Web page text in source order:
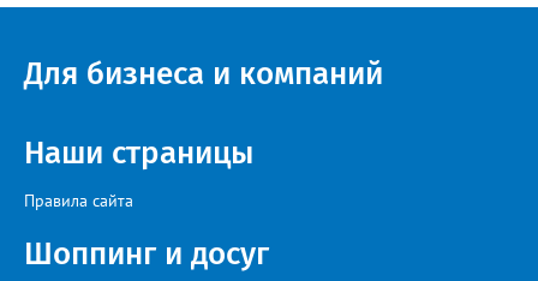
Для бизнеса и компаний
Наши страницы
Правила сайта
Шоппинг и досуг